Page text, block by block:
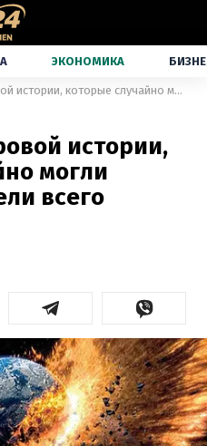
ЭКОНОМИКА
2 события в мировой истории, которые случайно могли привести к гибели всего человечества
истории,
могли
всего